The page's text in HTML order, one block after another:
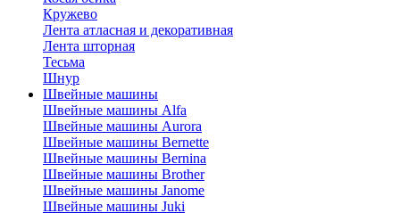
Кружево
Лента aтласная и декоративная
Лента шторная
Тесьма
Шнур
Швейные машины
Швейные машины Alfa
Швейные машины Aurora
Швейные машины Bernette
Швейные машины Bernina
Швейные машины Brother
Швейные машины Janome
Швейные машины Juki